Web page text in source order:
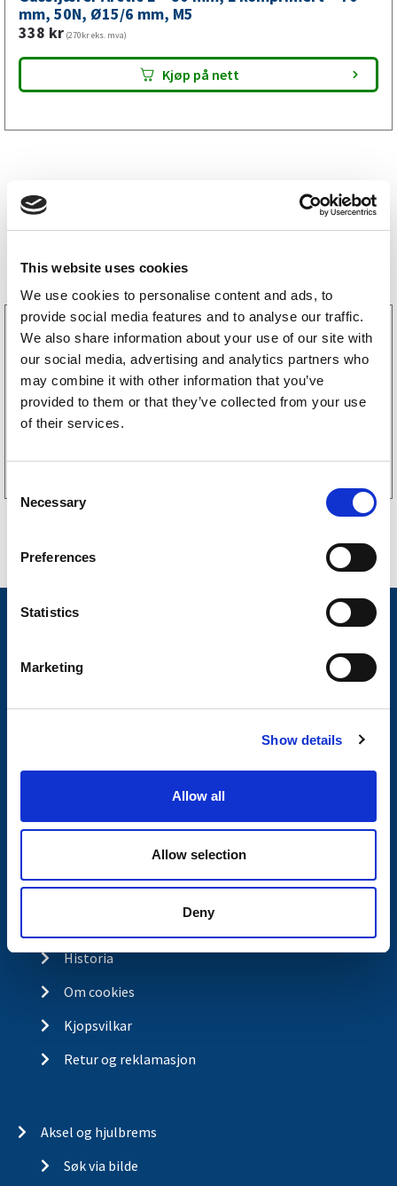
This website uses cookies
We use cookies to personalise content and ads, to
provide social media features and to analyse our traffic.
We also share information about your use of our site with
our social media, advertising and analytics partners who
may combine it with other information that you’ve
provided to them or that they’ve collected from your use
of their services.
n
Necessary
Preferences
Statistics
Marketing
Show details
Allow all
Allow selection
Deny
mm,
M5
antall
mm, 50N, Ø15/6 mm, M5
338 kr (270kr eks. mva)
Kjøp på nett
Bestselgere
3160052
LGF skilt Selvklebende
256kr (205kr eks. mva)
Nyheter
Kontakt
Om Valeryd
Historia
Om cookies
Kjopsvilkar
Retur og reklamasjon
Aksel og hjulbrems
Søk via bilde